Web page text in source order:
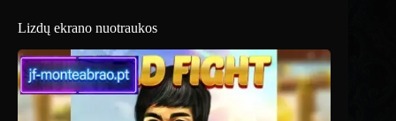
Lizdų ekrano nuotraukos